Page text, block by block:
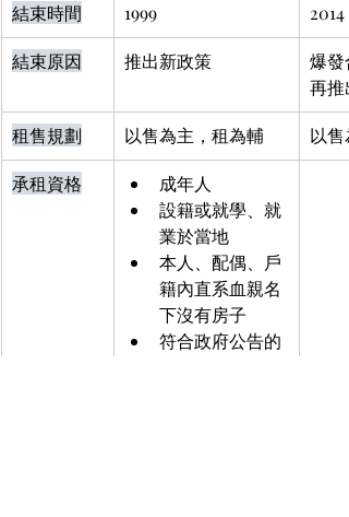
結束時間 1999 2014
結束原因 推出新政策
爆發
再推
租售規劃 以售為主，租為輔 以售
承租資格
成年人
設籍或就學、就
業於當地
本人、配偶、戶
籍內直系血親名
下沒有房子
符合政府公告的